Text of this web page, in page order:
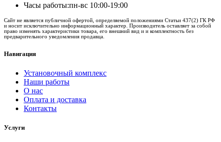
Часы работы:пн-вс 10:00-19:00
Сайт не является публичной офертой, определяемой положениями Статьи 437(2) ГК РФ
и носит исключительно информационный характер. Производитель оставляет за собой
право изменять характеристики товара, его внешний вид и и комплектность без
предварительного уведомления продавца.
Навигация
Установочный комплекс
Наши работы
О нас
Оплата и доставка
Контакты
Услуги